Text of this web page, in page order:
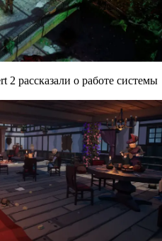
2 рассказали о работе системы